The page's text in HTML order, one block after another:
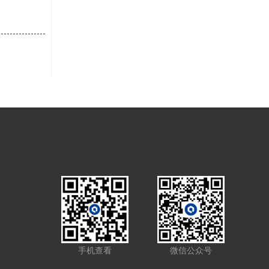
难以
种密
发相分
±15℃
区间
差达
制备工
手机查看 微信公众号